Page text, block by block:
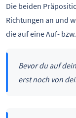
Die beiden
Richtungen an und
die auf eine Auf-
Bevor du auf
erst noch von